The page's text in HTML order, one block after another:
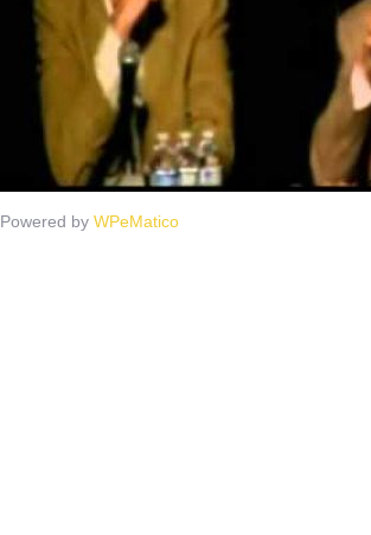
Powered byWPeMatico